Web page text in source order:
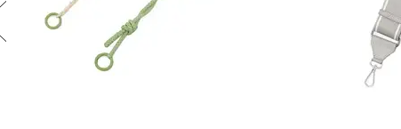
Previous